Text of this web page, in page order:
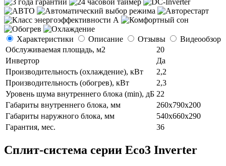
Характеристики Описание Отзывы
Видеообзор
Обслуживаемая площадь, м2
20
Инвертор
Да
Производительность (охлаждение), кВт
2,2
Производительность (обогрев), кВт
2,3
Уровень шума внутреннего блока (min), дБ 22
Габариты внутреннего блока, мм
260х790х200
Габариты наружного блока, мм
540x660x290
Гарантия, мес.
36
Сплит-система серии Eco3 Inverter